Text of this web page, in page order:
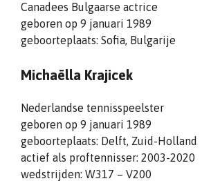
Canadees Bulgaarse actrice
geboren op 9 januari 1989
geboorteplaats: Sofia, Bulgarije
Michaëlla Krajicek
Nederlandse tennisspeelster
geboren op 9 januari 1989
geboorteplaats: Delft, Zuid-Holland
actief als proftennisser: 2003-2020
wedstrijden: W317 – V200